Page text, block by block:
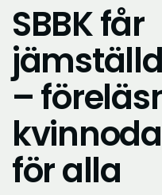
SBBK får
–
för alla